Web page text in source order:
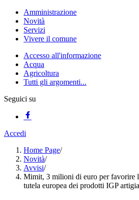
Amministrazione
Novità
Servizi
Vivere il comune
Accesso all'informazione
Acqua
Agricoltura
Tutti gli argomenti...
Seguici su
Accedi
Home Page/
Novità/
Avvisi/
Mimit, 3 milioni di euro per favorire
tutela europea dei prodotti IGP